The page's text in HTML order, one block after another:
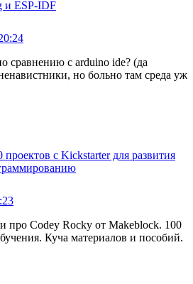
и ESP-IDF
сравнению с arduino ide? (да
но больно там среда уж
c Kickstarter для развития
про Codey Rocky от Makeblock. 100
Куча материалов и пособий.